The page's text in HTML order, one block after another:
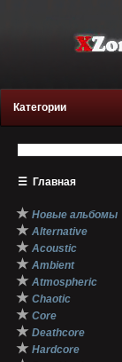
Категории
☰ Главная
★ Новые альбомы
★ Alternative
★ Acoustic
★ Ambient
★ Atmospheric
★ Chaotic
★ Core
★ Deathcore
★ Hardcore